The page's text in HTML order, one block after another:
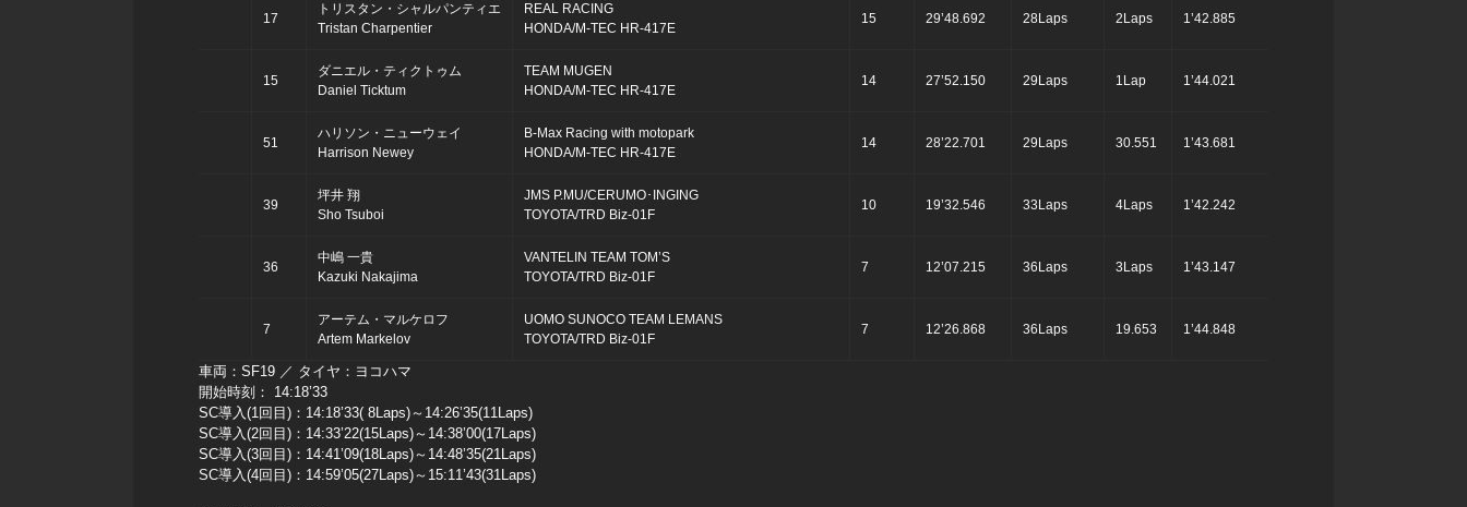
17
トリスタン・シャルパンティエ
Tristan Charpentier
REAL RACING
HONDA/M-TEC HR-417E
15 29’48.692 28Laps 2Laps 1’42.885
15
ダニエル・ティクトゥム
Daniel Ticktum
TEAM MUGEN
HONDA/M-TEC HR-417E
14 27’52.150 29Laps 1Lap 1’44.021
51
ハリソン・ニューウェイ
Harrison Newey
B-Max Racing with motopark
HONDA/M-TEC HR-417E
14 28’22.701 29Laps 30.551 1’43.681
39
坪井 翔
Sho Tsuboi
JMS P.MU/CERUMO･INGING
TOYOTA/TRD Biz-01F
10 19’32.546 33Laps 4Laps 1’42.242
36
中嶋 一貴
Kazuki Nakajima
VANTELIN TEAM TOM’S
TOYOTA/TRD Biz-01F
7 12’07.215 36Laps 3Laps 1’43.147
7
アーテム・マルケロフ
Artem Markelov
UOMO SUNOCO TEAM LEMANS
TOYOTA/TRD Biz-01F
7 12’26.868 36Laps 19.653 1’44.848
車両：SF19 ／ タイヤ：ヨコハマ
開始時刻： 14:18’33
SC導入(1回目)：14:18’33( 8Laps)～14:26’35(11Laps)
SC導入(2回目)：14:33’22(15Laps)～14:38’00(17Laps)
SC導入(3回目)：14:41’09(18Laps)～14:48’35(21Laps)
SC導入(4回目)：14:59’05(27Laps)～15:11’43(31Laps)